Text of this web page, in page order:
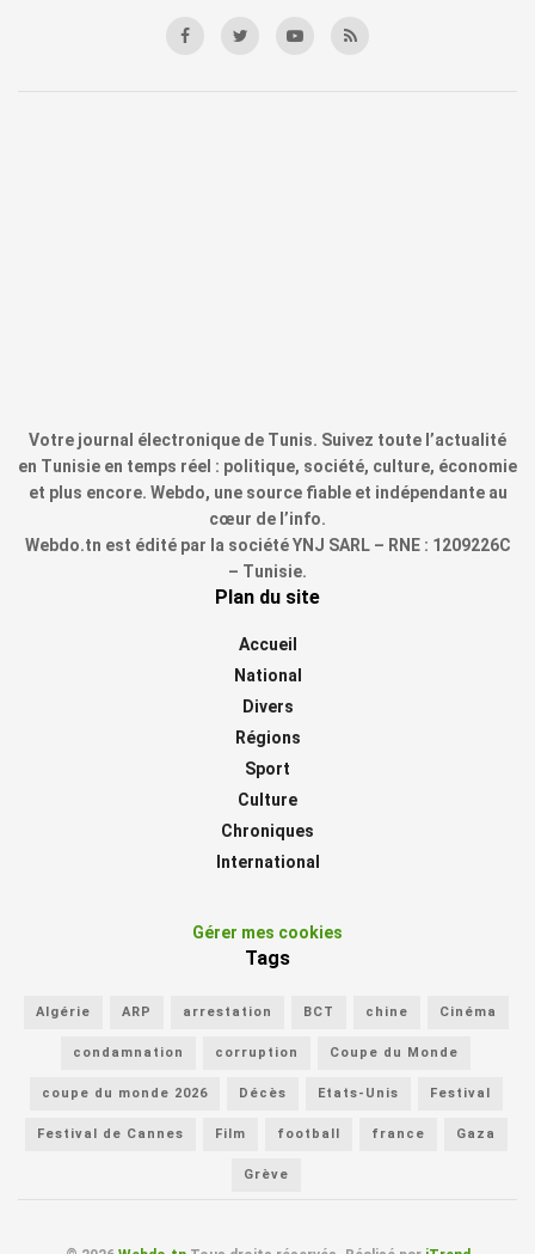
Votre journal électronique de Tunis. Suivez toute l’actualité
en Tunisie en temps réel : politique, société, culture, économie
et plus encore. Webdo, une source fiable et indépendante au
cœur de l’info.
Webdo.tn est édité par la société YNJ SARL – RNE : 1209226C
– Tunisie.
Plan du site
Accueil
National
Divers
Régions
Sport
Culture
Chroniques
International
Gérer mes cookies
Tags
Algérie ARP arrestation BCT chine Cinéma
condamnation corruption Coupe du Monde
coupe du monde 2026 Décès Etats-Unis Festival
Festival de Cannes Film football france Gaza
Grève